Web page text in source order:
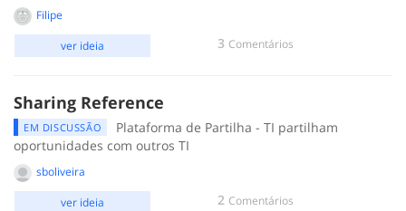
Filipe
3 Comentários
ver ideia
Sharing Reference
EM DISCUSSÃO
Plataforma de Partilha - TI partilham
oportunidades com outros TI
sboliveira
2 Comentários
ver ideia